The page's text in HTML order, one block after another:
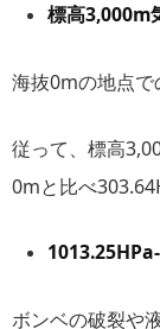
標高3,000m
海抜0mの地点で
従って、標高
0mと比べ
ボンベの破裂や